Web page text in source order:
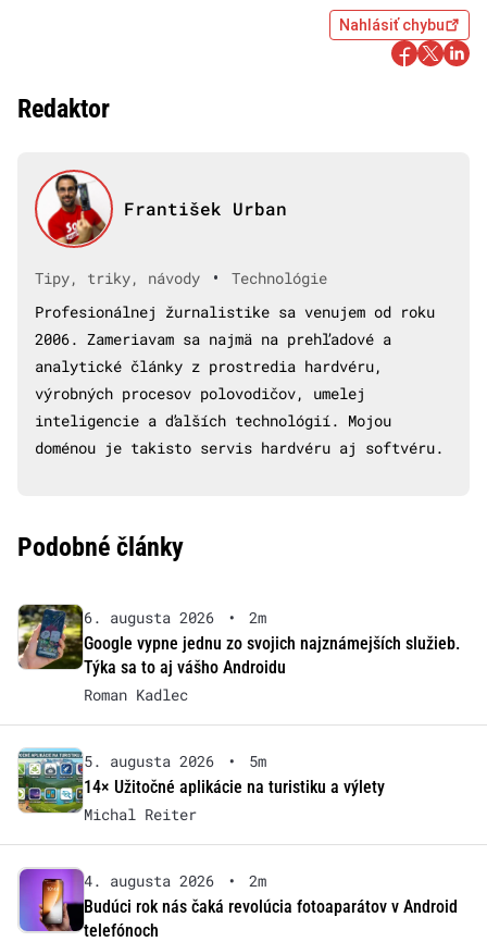
Nahlásiť chybu
Redaktor
František Urban
Tipy, triky, návody •
Technológie
Profesionálnej žurnalistike sa venujem od roku
2006. Zameriavam sa najmä na prehľadové a
analytické články z prostredia hardvéru,
výrobných procesov polovodičov, umelej
inteligencie a ďalších technológií. Mojou
doménou je takisto servis hardvéru aj softvéru.
Podobné články
6. augusta 2026 •
2m
Google vypne jednu zo svojich najznámejších služieb.
Týka sa to aj vášho Androidu
Roman Kadlec
5. augusta 2026 •
5m
14× Užitočné aplikácie na turistiku a výlety
Michal Reiter
4. augusta 2026 •
2m
Budúci rok nás čaká revolúcia fotoaparátov v Android
telefónoch